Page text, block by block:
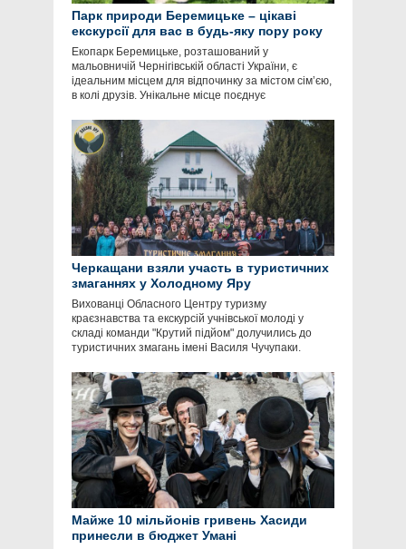
Парк природи Беремицьке – цікаві
екскурсії для вас в будь-яку пору року
Екопарк Беремицьке, розташований у
мальовничій Чернігівській області України, є
ідеальним місцем для відпочинку за містом сім’єю,
в колі друзів. Унікальне місце поєднує
Черкащани взяли участь в туристичних
змаганнях у Холодному Яру
Вихованці Обласного Центру туризму
краєзнавства та екскурсій учнівської молоді у
складі команди "Крутий підйом" долучились до
туристичних змагань імені Василя Чучупаки.
Майже 10 мільйонів гривень Хасиди
принесли в бюджет Умані